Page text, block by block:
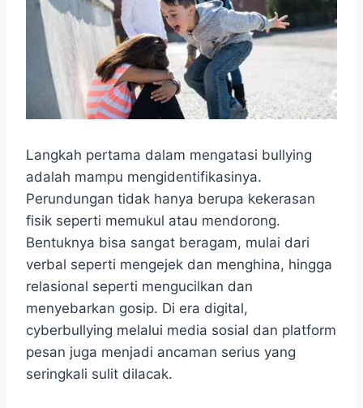
Langkah pertama dalam mengatasi bullying
adalah mampu mengidentifikasinya.
Perundungan tidak hanya berupa kekerasan
fisik seperti memukul atau mendorong.
Bentuknya bisa sangat beragam, mulai dari
verbal seperti mengejek dan menghina, hingga
relasional seperti mengucilkan dan
menyebarkan gosip. Di era digital,
cyberbullying melalui media sosial dan platform
pesan juga menjadi ancaman serius yang
seringkali sulit dilacak.